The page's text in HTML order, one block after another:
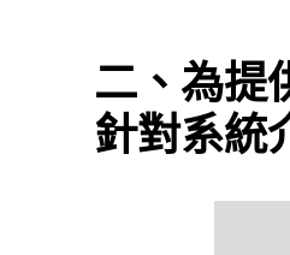
二、為提
針對系統